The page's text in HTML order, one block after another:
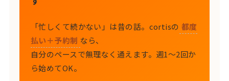
「忙しくて続かない」は昔の話。cortisの 都度
払い＋予約制 なら、
自分のペースで無理なく通えます。週1〜2回か
ら始めてOK。